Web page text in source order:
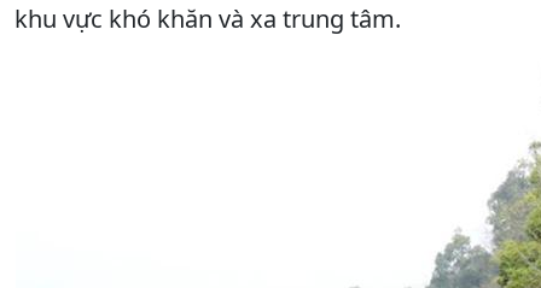
khu vực khó khăn và xa trung tâm.